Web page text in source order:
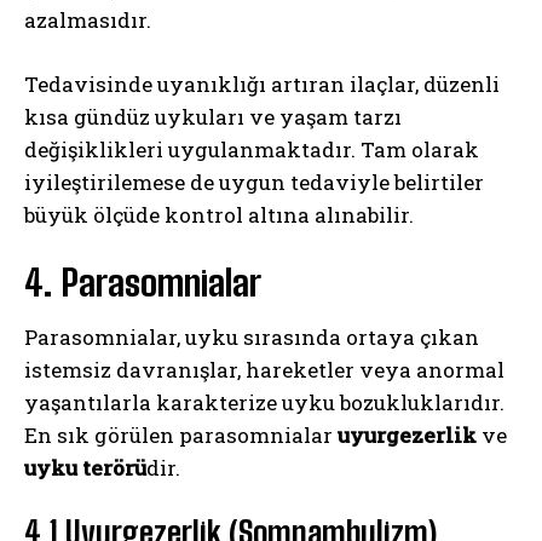
azalmasıdır.
Tedavisinde uyanıklığı artıran ilaçlar, düzenli
kısa gündüz uykuları ve yaşam tarzı
değişiklikleri uygulanmaktadır. Tam olarak
iyileştirilemese de uygun tedaviyle belirtiler
büyük ölçüde kontrol altına alınabilir.
4. Parasomnialar
Parasomnialar, uyku sırasında ortaya çıkan
istemsiz davranışlar, hareketler veya anormal
yaşantılarla karakterize uyku bozukluklarıdır.
En sık görülen parasomnialar uyurgezerlik ve
uyku terörüdir.
4.1 Uyurgezerlik (Somnambulizm)